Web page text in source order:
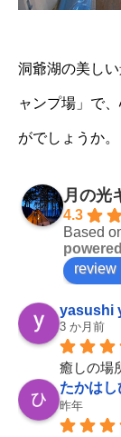
洞爺湖の美し
ャンプ場」で
がでしょうか。
月の光
4.3
Based
review
yasushi
3 か月前
癒しの場
たかはし
昨年